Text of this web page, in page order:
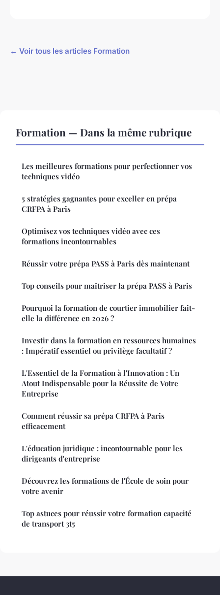
← Voir tous les articles Formation
Formation — Dans la même rubrique
Les meilleures formations pour perfectionner vos
techniques vidéo
5 stratégies gagnantes pour exceller en prépa
CRFPA à Paris
Optimisez vos techniques vidéo avec ces
formations incontournables
Réussir votre prépa PASS à Paris dès maintenant
Top conseils pour maîtriser la prépa PASS à Paris
Pourquoi la formation de courtier immobilier fait-
elle la différence en 2026 ?
Investir dans la formation en ressources humaines
: Impératif essentiel ou privilège facultatif ?
L'Essentiel de la Formation à l'Innovation : Un
Atout Indispensable pour la Réussite de Votre
Entreprise
Comment réussir sa prépa CRFPA à Paris
efficacement
L'éducation juridique : incontournable pour les
dirigeants d'entreprise
Découvrez les formations de l'École de soin pour
votre avenir
Top astuces pour réussir votre formation capacité
de transport 3t5